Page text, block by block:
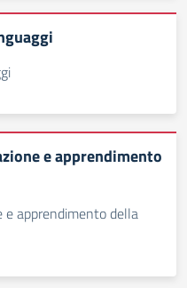
e apprendimento
e apprendimento della